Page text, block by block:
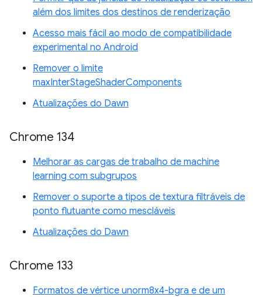
além dos limites dos destinos de renderização
Acesso mais fácil ao modo de compatibilidade
experimental no Android
Remover o limite
maxInterStageShaderComponents
Atualizações do Dawn
Chrome 134
Melhorar as cargas de trabalho de machine
learning com subgrupos
Remover o suporte a tipos de textura filtráveis de
ponto flutuante como mescláveis
Atualizações do Dawn
Chrome 133
Formatos de vértice unorm8x4-bgra e de um